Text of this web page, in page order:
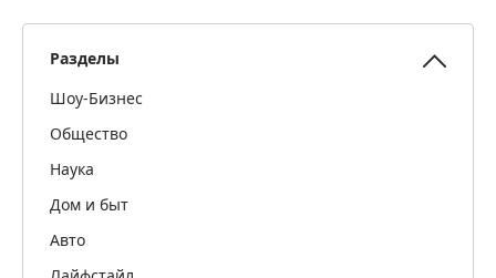
Разделы
Шоу-Бизнес
Общество
Наука
Дом и быт
Авто